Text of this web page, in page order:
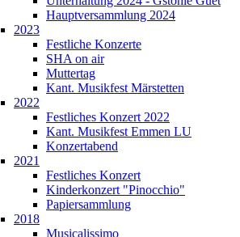
Hauptversammlung 2024
2023
Festliche Konzerte
SHA on air
Muttertag
Kant. Musikfest Märstetten
2022
Festliches Konzert 2022
Kant. Musikfest Emmen LU
Konzertabend
2021
Festliches Konzert
Kinderkonzert "Pinocchio"
Papiersammlung
2018
Musicalissimo